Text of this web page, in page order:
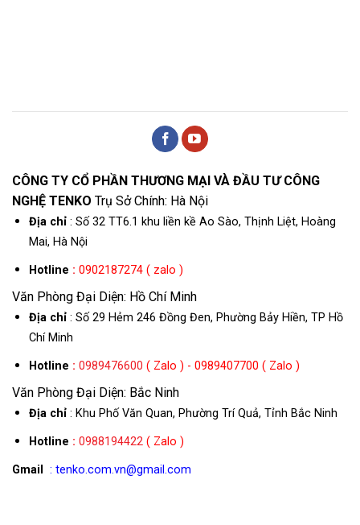
CÔNG TY CỔ PHẦN THƯƠNG MẠI VÀ ĐẦU TƯ CÔNG
NGHỆ TENKO Trụ Sở Chính: Hà Nội
Địa chỉ: Số 32 TT6.1 khu liền kề Ao Sào, Thịnh Liệt, Hoàng
Mai, Hà Nội
Hotline : 0902187274 ( zalo )
Văn Phòng Đại Diện: Hồ Chí Minh
Địa chỉ: Số 29 Hẻm 246 Đồng Đen, Phường Bảy Hiền, TP Hồ
Chí Minh
Hotline : 0989476600 ( Zalo ) - 0989407700 ( Zalo )
Văn Phòng Đại Diện: Bắc Ninh
Địa chỉ: Khu Phố Văn Quan, Phường Trí Quả, Tỉnh Bắc Ninh
Hotline : 0988194422( Zalo )
Gmail : tenko.com.vn@gmail.com